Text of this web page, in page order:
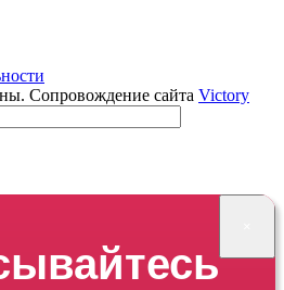
Сопровождение сайта Victory